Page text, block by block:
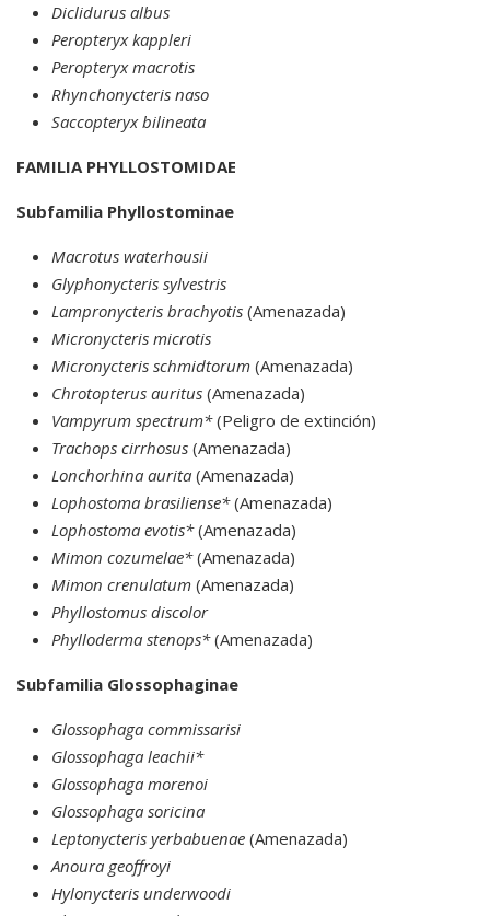
Diclidurus albus
Peropteryx kappleri
Peropteryx macrotis
Rhynchonycteris naso
Saccopteryx bilineata
FAMILIA PHYLLOSTOMIDAE
Subfamilia Phyllostominae
Macrotus waterhousii
Glyphonycteris sylvestris
Lampronycteris brachyotis (Amenazada)
Micronycteris microtis
Micronycteris schmidtorum (Amenazada)
Chrotopterus auritus (Amenazada)
Vampyrum spectrum*(Peligro de extinción)
Trachops cirrhosus (Amenazada)
Lonchorhina aurita (Amenazada)
Lophostoma brasiliense*(Amenazada)
Lophostoma evotis*(Amenazada)
Mimon cozumelae*(Amenazada)
Mimon crenulatum (Amenazada)
Phyllostomus discolor
Phylloderma stenops*(Amenazada)
Subfamilia Glossophaginae
Glossophaga commissarisi
Glossophaga leachii*
Glossophaga morenoi
Glossophaga soricina
Leptonycteris yerbabuenae (Amenazada)
Anoura geoffroyi
Hylonycteris underwoodi